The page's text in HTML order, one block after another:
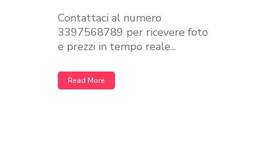
Contattaci al numero
3397568789 per ricevere foto
e prezzi in tempo reale...
Read More